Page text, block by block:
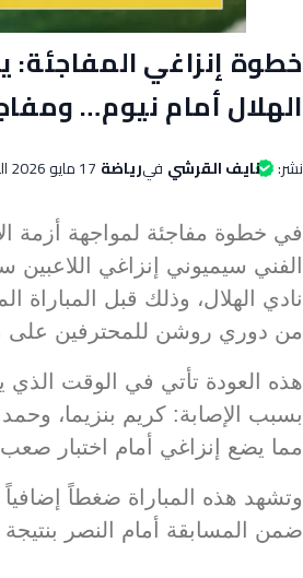
خطوة إنزاغي المفاجئة:
الهلال أمام نيوم…
نشر: نايف القرشي فيرياضة 17 مايو 2026 الساعة 06:00 صباحاً
في خطوة مفاجئة لمواجهة أزمة
الفني سيميوني إنزاغي
نادي الهلال، وذلك قبل المباراة
من دوري روشن للمحترفين على
هذه العودة تأتي في الوقت
بسبب الإصابة: كريم بنزيما،
مما يضع إنزاغي أمام اختبار
وتشهد هذه المباراة ضغطاً إضافياً
ضمن المسابقة أمام النصر